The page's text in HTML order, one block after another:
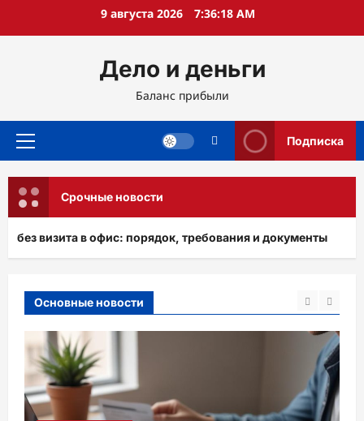
9 августа 2026 7:36:21 AM
Дело и деньги
Баланс прибыли
Основное
Подписка
Срочные новости
порядок, требования и документы Музыка
Основные новости